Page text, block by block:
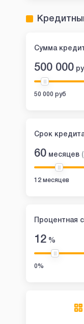
Сумма
500 000
50 000 руб
Срок
60 месяцев (
12 месяцев
Процентная
12%
0%